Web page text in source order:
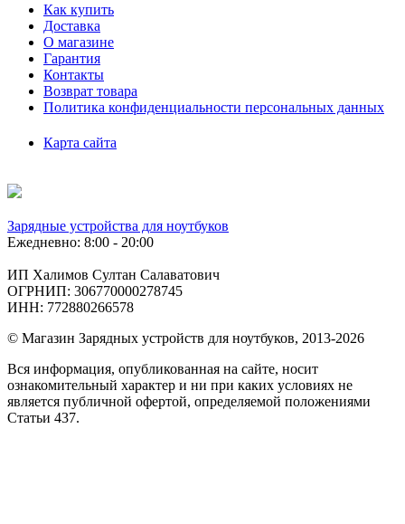
Как купить
Доставка
О магазине
Гарантия
Контакты
Возврат товара
Политика конфиденциальности персональных данных
Карта сайта
Зарядные устройства для ноутбуков
Ежедневно: 8:00 - 20:00
ИП Халимов Султан Салаватович
ОГРНИП: 306770000278745
ИНН: 772880266578
© Магазин Зарядных устройств для ноутбуков, 2013-2026
Вся информация, опубликованная на сайте, носит
ознакомительный характер и ни при каких условиях не
является публичной офертой, определяемой положениями
Статьи 437.